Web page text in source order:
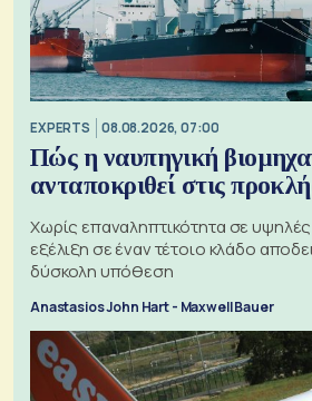
EXPERTS 08.08.2026, 07:00
Πώς η ναυπηγική
ανταποκριθεί στις
Χωρίς επαναληπτικότητα σε
εξέλιξη σε έναν τέτοιο κλάδο
δύσκολη υπόθεση
Anastasios John Hart - Maxwell Bauer